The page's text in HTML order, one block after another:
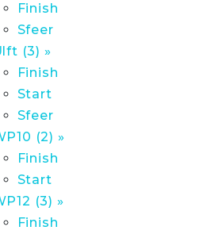
Finish
Sfeer
(3) »
Finish
Start
Sfeer
(2) »
Finish
Start
(3) »
Finish